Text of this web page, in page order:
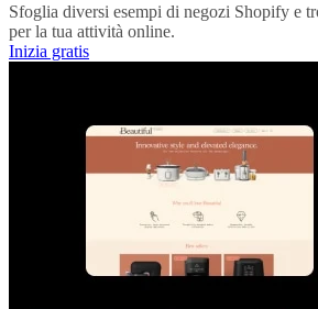
Sfoglia diversi esempi di negozi Shopify e
per la tua attività online.
Inizia gratis